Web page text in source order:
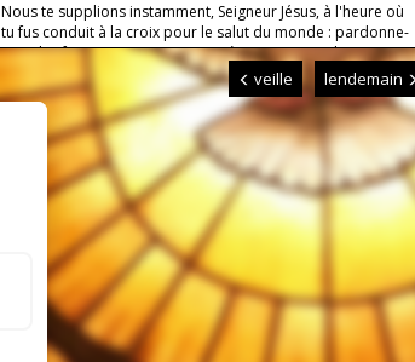
Nous te supplions instamment, Seigneur Jésus, à l'heure où
tu fus conduit à la croix pour le salut du monde : pardonne-
nous les fautes commises et protège-nous pour l'avenir. Toi
qui règnes pour les siècles des siècles. Amen.
veille lendemain